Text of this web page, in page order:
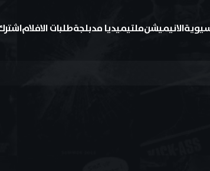
الانيميشنملتيميديا مدبلجةطلبات الافلام